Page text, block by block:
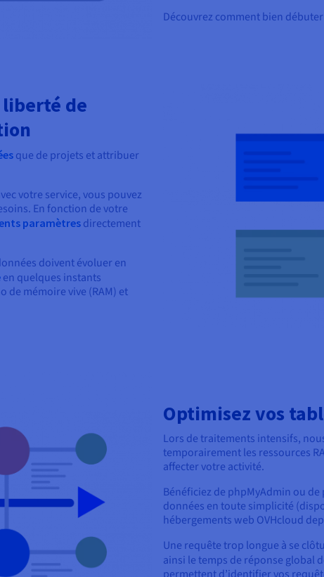
Découvrez comment bien
liberté de
que de projets et attribuer
votre service, vous pouvez
En fonction de votre
paramètres directement
doivent évoluer en
en quelques instants
de mémoire vive (RAM) et
Optimisez vos
Lors de traitements intensifs,
temporairement les ressources
affecter votre activité.
Bénéficiez de phpMyAdmin ou
données en toute simplicité
hébergements web OVHcloud
Une requête trop longue à se
ainsi le temps de réponse global